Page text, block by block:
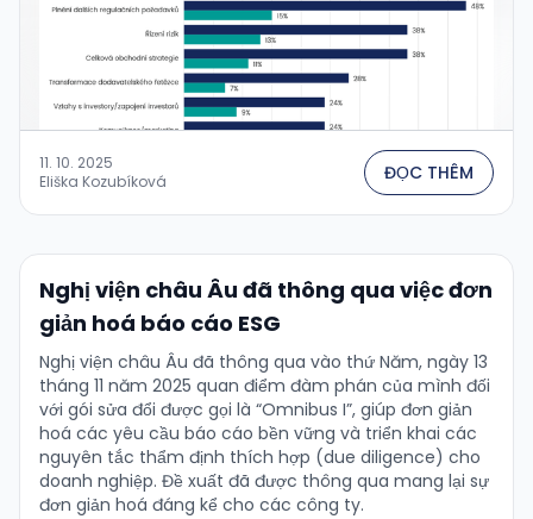
11. 10. 2025
Eliška Kozubíková
ĐỌC THÊM
Nghị viện châu Âu đã thông qua việc đơn
giản hoá báo cáo ESG
Nghị viện châu Âu đã thông qua vào thứ Năm, ngày 13
tháng 11 năm 2025 quan điểm đàm phán của mình đối
với gói sửa đổi được gọi là “Omnibus I”, giúp đơn giản
hoá các yêu cầu báo cáo bền vững và triển khai các
nguyên tắc thẩm định thích hợp (due diligence) cho
doanh nghiệp. Đề xuất đã được thông qua mang lại sự
đơn giản hoá đáng kể cho các công ty.